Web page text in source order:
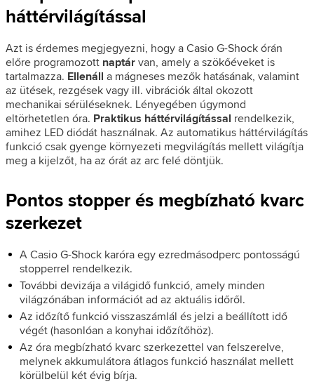
háttérvilágítással
Azt is érdemes megjegyezni, hogy a Casio G-Shock órán
előre programozott naptárvan, amely a szökőéveket is
tartalmazza. Ellenáll a mágneses mezők hatásának, valamint
az ütések, rezgések vagy ill. vibrációk által okozott
mechanikai sérüléseknek. Lényegében úgymond
eltörhetetlen óra. Praktikus háttérvilágítással rendelkezik,
amihez LED diódát használnak. Az automatikus háttérvilágítás
funkció csak gyenge környezeti megvilágítás mellett világítja
meg a kijelzőt, ha az órát az arc felé döntjük.
Pontos stopper és megbízható kvarc
szerkezet
A Casio G-Shock karóra egy ezredmásodperc pontosságú
stopperrel rendelkezik.
További devizája a világidő funkció, amely minden
világzónában információt ad az aktuális időről.
Az időzítő funkció visszaszámlál és jelzi a beállított idő
végét (hasonlóan a konyhai időzítőhöz).
Az óra megbízható kvarc szerkezettel van felszerelve,
melynek akkumulátora átlagos funkció használat mellett
körülbelül két évig bírja.